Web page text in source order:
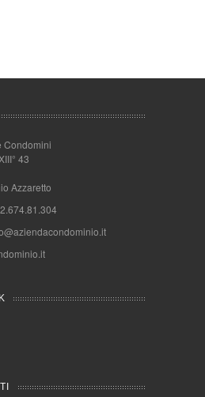
Condomini
43
Azzaretto